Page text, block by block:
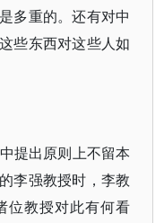
多重的。还有对中
些东西对这些人如
提出原则上不留本
李强教授时，李教
位教授对此有何看